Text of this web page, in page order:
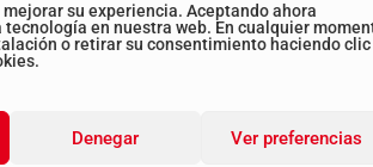
su experiencia. Aceptando ahora
en nuestra web. En cualquier
o retirar su consentimiento haciendo clic
Denegar Ver preferencias
que tengan la condición
las disposiciones dictadas